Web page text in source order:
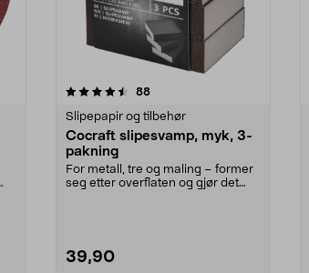
88anmeldelser
Slipepapir og tilbehør
Cocraft slipesvamp, myk, 3-
pakning
For metall, tre og maling – former
seg etter overflaten og gjør det
39,90
3.5 av 5 stjerner